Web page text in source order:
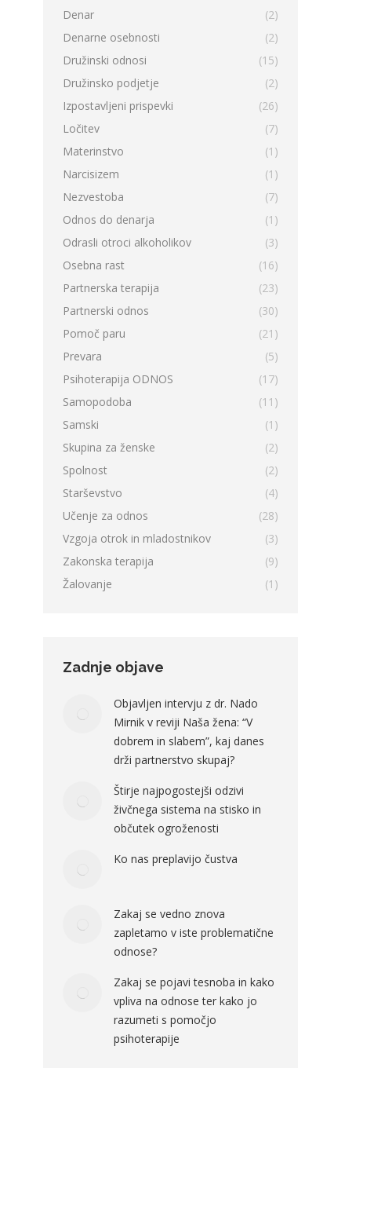
Denar
(2)
Denarne osebnosti
(2)
Družinski odnosi
(15)
Družinsko podjetje
(2)
Izpostavljeni prispevki
(26)
Ločitev
(7)
Materinstvo
(1)
Narcisizem
(1)
Nezvestoba
(7)
Odnos do denarja
(1)
Odrasli otroci alkoholikov
(3)
Osebna rast
(16)
Partnerska terapija
(23)
Partnerski odnos
(30)
Pomoč paru
(21)
Prevara
(5)
Psihoterapija ODNOS
(17)
Samopodoba
(11)
Samski
(1)
Skupina za ženske
(2)
Spolnost
(2)
Starševstvo
(4)
Učenje za odnos
(28)
Vzgoja otrok in mladostnikov
(3)
Zakonska terapija
(9)
Žalovanje
(1)
Zadnje objave
Objavljen intervju z dr. Nado
Mirnik v reviji Naša žena: “V
dobrem in slabem”, kaj danes
drži partnerstvo skupaj?
Štirje najpogostejši odzivi
živčnega sistema na stisko in
občutek ogroženosti
Ko nas preplavijo čustva
Zakaj se vedno znova
zapletamo v iste problematične
odnose?
Zakaj se pojavi tesnoba in kako
vpliva na odnose ter kako jo
razumeti s pomočjo
psihoterapije